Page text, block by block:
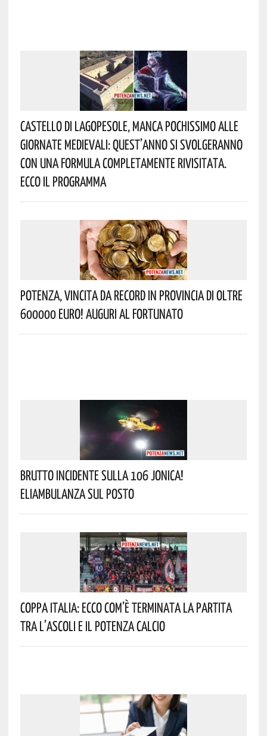
Castello Di Lagopesole, Manca Pochissimo Alle
Giornate Medievali: Quest’anno Si Svolgeranno
Con Una Formula Completamente Rivisitata.
Ecco Il Programma
Potenza, Vincita Da Record In Provincia Di Oltre
600000 Euro! Auguri Al Fortunato
Brutto Incidente Sulla 106 Jonica!
Eliambulanza Sul Posto
Coppa Italia: Ecco Com’è Terminata La Partita
Tra L’Ascoli E Il Potenza Calcio